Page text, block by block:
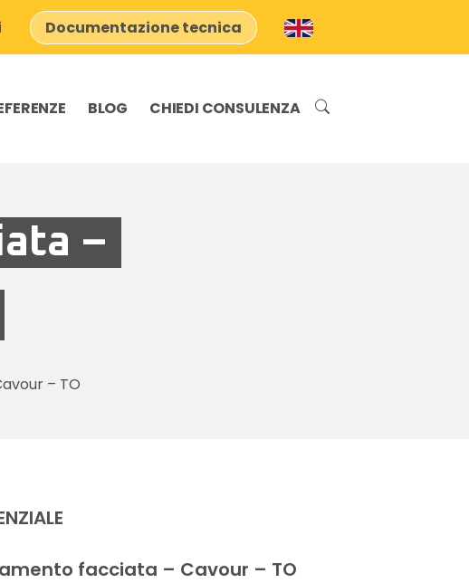
Documentazione tecnica
BLOG CHIEDI CONSULENZA
–
– TO
facciata – Cavour – TO